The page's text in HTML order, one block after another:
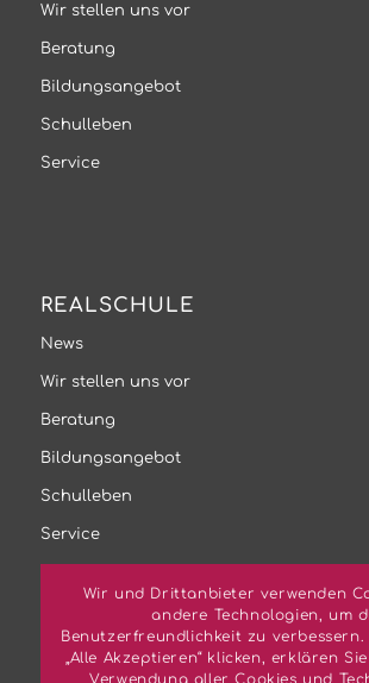
Wir stellen uns vor
Beratung
Bildungsangebot
Schulleben
Service
REALSCHULE
News
Wir stellen uns vor
Beratung
Bildungsangebot
Schulleben
Service
SERVICE
Wir und Drittanbieter verwenden
andere Technologien, um
Benutzerfreundlichkeit zu verbessern.
„Alle Akzeptieren“ klicken, erklären